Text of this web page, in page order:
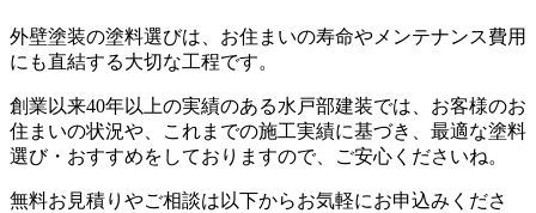
外壁塗装の塗料選びは、お住まいの寿命やメンテナンス費用
にも直結する大切な工程です。
創業以来40年以上の実績のある水戸部建装では、お客様のお
住まいの状況や、これまでの施工実績に基づき、最適な塗料
選び・おすすめをしておりますので、ご安心くださいね。
無料お見積りやご相談は以下からお気軽にお申込みくださ